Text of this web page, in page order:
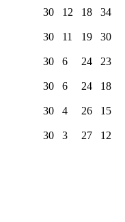
30 12 18 34
30 11 19 30
30 6 24 23
30 6 24 18
30 4 26 15
30 3 27 12